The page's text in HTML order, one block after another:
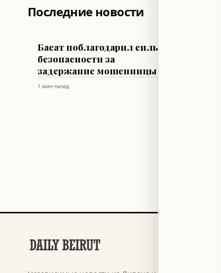
Последние новости
Басат поблагодарил силы
безопасности за
задержание мошенницы
1 мин назад